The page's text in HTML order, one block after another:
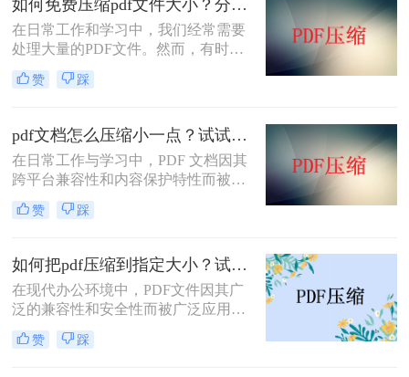
如何免费压缩pdf文件大小？分享二个实用压缩方法！
在日常工作和学习中，我们经常需要
处理大量的PDF文件。然而，有时候
PDF文件过大，不仅占用存储空间，
还会影响上传和分享的速度。为了解
文将介绍两种免费压缩PDF文件大小
的方法。
赞 踩
pdf文档怎么压缩小一点？试试这5个压缩方法！
在日常工作与学习中，PDF 文档因其
跨平台兼容性和内容保护特性而被广
泛使用。然而，当 PDF 文件中包含大
量高分辨率图片、内嵌字体或复杂图
不仅占用存储空间，还经常因超过邮
箱附件限制或上传耗时过长而影响办
公效率。那么PDF 文档怎么压缩小一
点呢？本文从压缩效果、操作难度、
处理速度、隐私安全四个维度，对比
五种主流压缩方案，帮助您根据实际
赞 踩
如何把pdf压缩到指定大小？试试这4种压缩方法！
在现代办公环境中，PDF文件因其广
泛的兼容性和安全性而被广泛应用。
然而，当这些文件过大时，会带来传
输不便、占用过多存储空间等问题。
赞 踩